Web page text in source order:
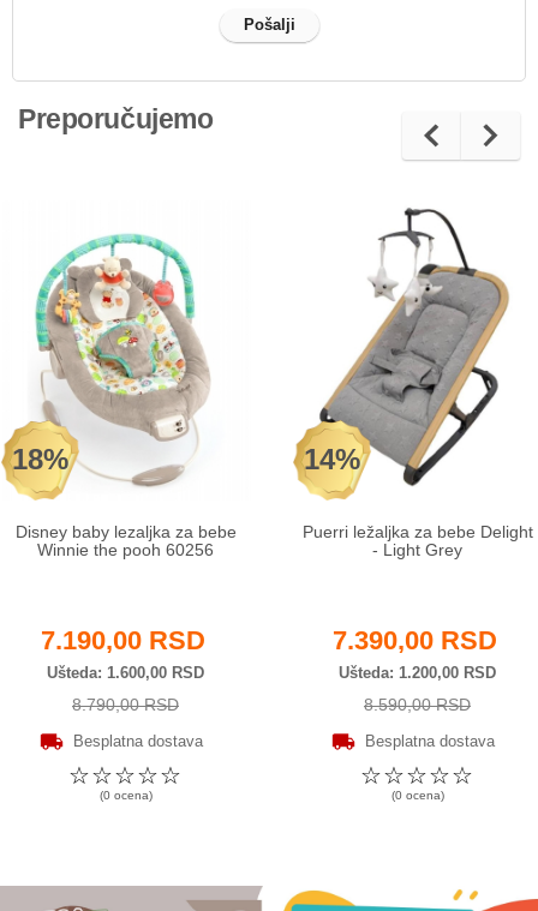
Preporučujemo
18%
Disney baby lezaljka za bebe
Winnie the pooh 60256
7.190,00 RSD
Ušteda 1.600,00 RSD
8.790,00 RSD
Besplatna dostava
☆
☆
☆
☆
☆
(0 ocena)
14%
Puerri ležaljka za bebe Delight
- Light Grey
7.390,00 RSD
Ušteda 1.200,00 RSD
8.590,00 RSD
Besplatna dostava
☆
☆
☆
☆
☆
(0 ocena)